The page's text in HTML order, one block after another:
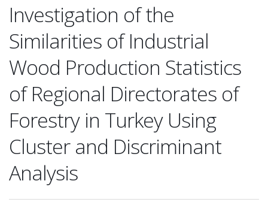
Investigation of the
Similarities of Industrial
Wood Production Statistics
of Regional Directorates of
Forestry in Turkey Using
Cluster and Discriminant
Analysis